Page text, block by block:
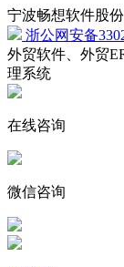
宁波畅想软件股
浙公网安备
外贸软件、外贸
理系统
在线咨询
微信咨询